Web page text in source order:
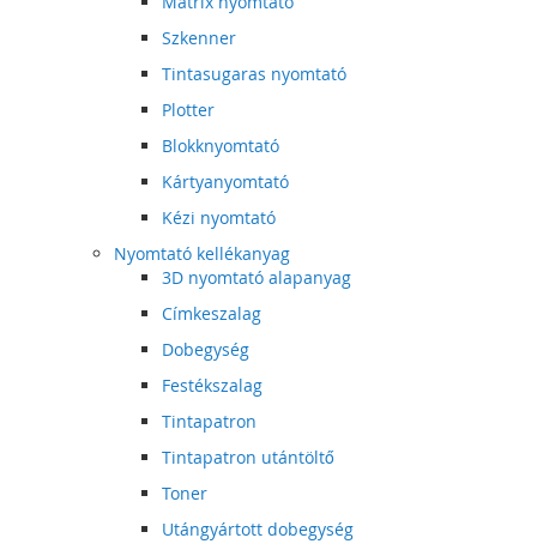
Szkenner
Tintasugaras nyomtató
Plotter
Blokknyomtató
Kártyanyomtató
Kézi nyomtató
Nyomtató kellékanyag
3D nyomtató alapanyag
Címkeszalag
Dobegység
Festékszalag
Tintapatron
Tintapatron utántöltő
Toner
Utángyártott dobegység